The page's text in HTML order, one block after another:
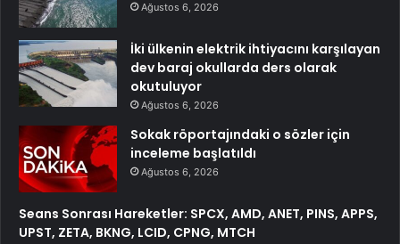
Ağustos 6, 2026
İki ülkenin elektrik ihtiyacını karşılayan
dev baraj okullarda ders olarak
okutuluyor
Ağustos 6, 2026
Sokak röportajındaki o sözler için
inceleme başlatıldı
Ağustos 6, 2026
Seans Sonrası Hareketler: SPCX, AMD, ANET, PINS, APPS,
UPST, ZETA, BKNG, LCID, CPNG, MTCH